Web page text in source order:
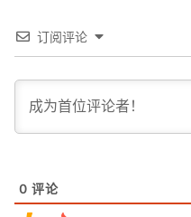
订阅评论
0 评论